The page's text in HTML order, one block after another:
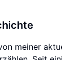
meiner